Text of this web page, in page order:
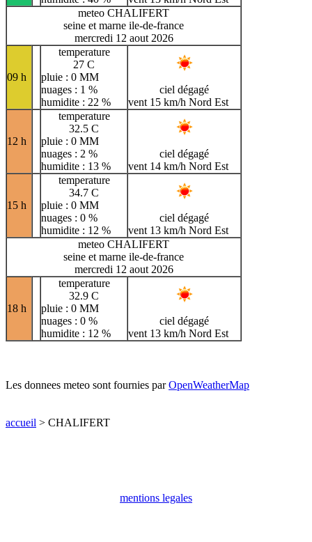
meteo CHALIFERT
seine et marne ile-de-france
mercredi 12 aout 2026
09 h
temperature
27 C
pluie : 0 MM
nuages : 1 %
humidite : 22 %
ciel dégagé
vent 15 km/h Nord Est
12 h
temperature
32.5 C
pluie : 0 MM
nuages : 2 %
humidite : 13 %
ciel dégagé
vent 14 km/h Nord Est
15 h
temperature
34.7 C
pluie : 0 MM
nuages : 0 %
humidite : 12 %
ciel dégagé
vent 13 km/h Nord Est
meteo CHALIFERT
seine et marne ile-de-france
mercredi 12 aout 2026
18 h
temperature
32.9 C
pluie : 0 MM
nuages : 0 %
humidite : 12 %
ciel dégagé
vent 13 km/h Nord Est
Les donnees meteo sont fournies parOpenWeatherMap
accueil > CHALIFERT
mentions legales